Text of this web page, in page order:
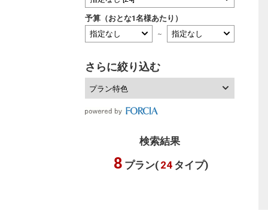
予算（おとな1名様あたり）
～
さらに絞り込む
プラン特色
検索結果
8 プラン( 24 タイプ)